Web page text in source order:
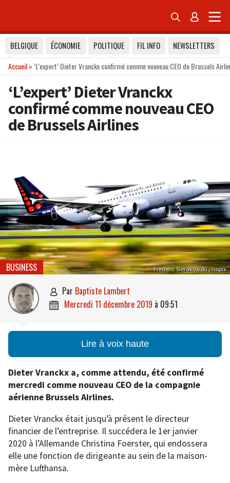
 
BELGIQUE ÉCONOMIE POLITIQUE FIL INFO
NEWSLETTERS
Accueil» ‘L’expert’ Dieter Vranckx confirmé comme nouveau CEO de Brussels
‘L’expert’ Dieter Vranckx
confirmé comme nouveau CEO
de Brussels Airlines
Frederic Sierakowski / Isopix
BUSINESS
 par Baptiste Lambert
 mercredi 11 décembre 2019 à 09:51
Lire à voix haute
Dieter Vranckx a, comme attendu, été confirmé
mercredi comme nouveau CEO de la compagnie
aérienne Brussels Airlines.
Dieter Vranckx était jusqu’à présent le directeur
financier de l’entreprise. Il succédera le 1er janvier
2020 à l’Allemande Christina Foerster, qui endossera
elle une fonction de dirigeante au sein de la maison-
mère Lufthansa.